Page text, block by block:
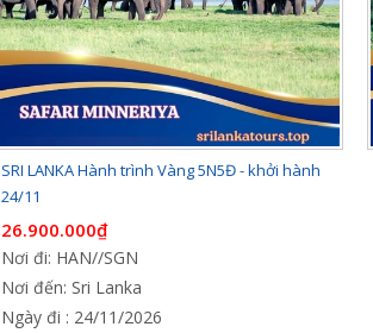
SRI LANKA Hành trình Vàng 5N5Đ - khởi hành
24/11
26.900.000₫
Nơi đi: HAN//SGN
Nơi đến: Sri Lanka
Ngày đi : 24/11/2026